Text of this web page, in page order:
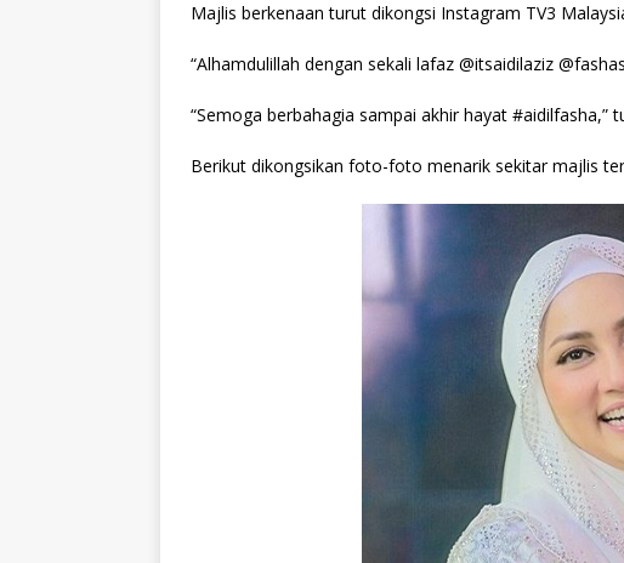
Majlis berkenaan turut dikongsi Instagram TV3
“Alhamdulillah dengan sekali lafaz @itsaidilaziz
“Semoga berbahagia sampai akhir hayat #aidilfasha,”
Berikut dikongsikan foto-foto menarik sekitar majlis